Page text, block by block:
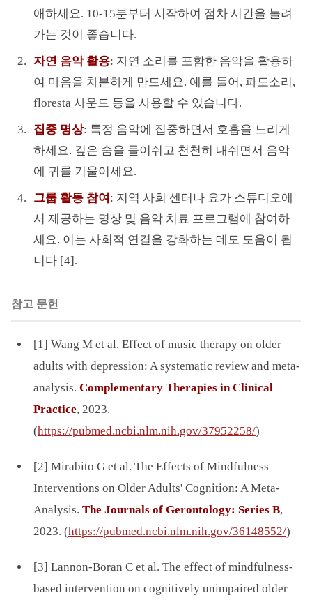
애하세요. 10-15분부터 시작하여 점차 시간을 늘려
가는 것이 좋습니다.
자연 음악 활용: 자연 소리를 포함한 음악을 활용하
여 마음을 차분하게 만드세요. 예를 들어, 파도소리,
floresta 사운드 등을 사용할 수 있습니다.
집중 명상: 특정 음악에 집중하면서 호흡을 느리게
하세요. 깊은 숨을 들이쉬고 천천히 내쉬면서 음악
에 귀를 기울이세요.
그룹 활동 참여 : 지역 사회 센터나 요가 스튜디오에
서 제공하는 명상 및 음악 치료 프로그램에 참여하
세요. 이는 사회적 연결을 강화하는 데도 도움이 됩
니다 [4].
참고 문헌
[1] Wang M et al. Effect of music therapy on older
adults with depression: A systematic review and meta-
analysis. Complementary Therapies in Clinical
Practice, 2023.
(https://pubmed.ncbi.nlm.nih.gov/37952258/)
[2] Mirabito G et al. The Effects of Mindfulness
Interventions on Older Adults' Cognition: A Meta-
Analysis. The Journals of Gerontology: Series B,
2023. (https://pubmed.ncbi.nlm.nih.gov/36148552/)
[3] Lannon-Boran C et al. The effect of mindfulness-
based intervention on cognitively unimpaired older